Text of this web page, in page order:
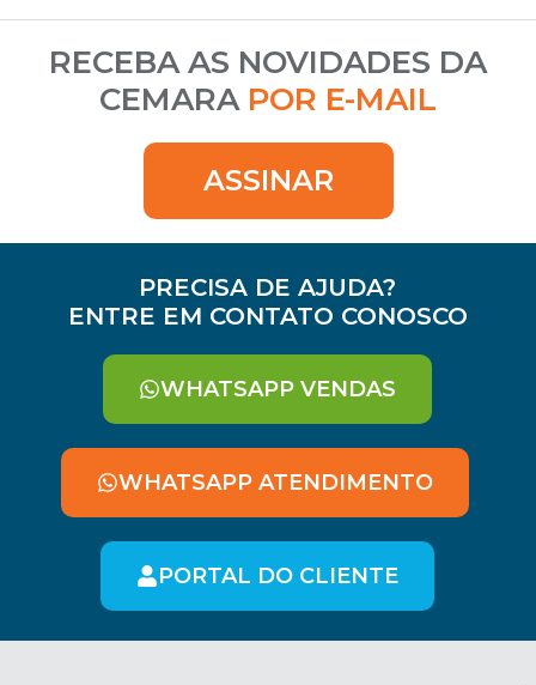
RECEBA AS NOVIDADES DA
CEMARA POR E-MAIL
ASSINAR
PRECISA DE AJUDA?
ENTRE EM CONTATO CONOSCO
WHATSAPP VENDAS
WHATSAPP ATENDIMENTO
PORTAL DO CLIENTE